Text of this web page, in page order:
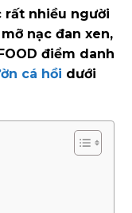
rất nhiều người
nạc đan xen,
điểm danh
cá hồi dưới